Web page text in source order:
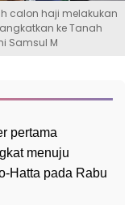
calon haji melakukan
ke Tanah
Samsul M
pertama
menuju
Hatta pada Rabu